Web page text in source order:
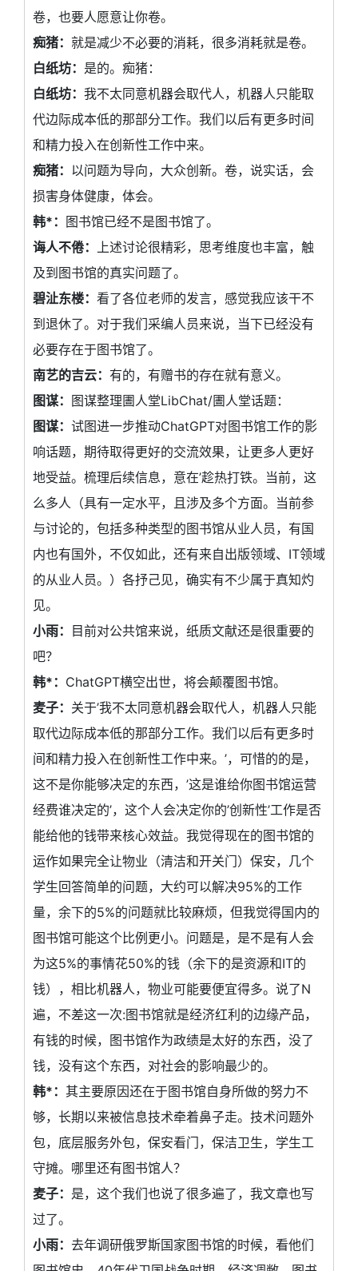
卷，也要人愿意让你卷。
痴猪： 就是减少不必要的消耗，很多消耗就是卷。
白纸坊： 是的。痴猪：
白纸坊： 我不太同意机器会取代人，机器人只能取
代边际成本低的那部分工作。我们以后有更多时间
和精力投入在创新性工作中来。
痴猪： 以问题为导向，大众创新。卷，说实话，会
损害身体健康，体会。
韩*： 图书馆已经不是图书馆了。
诲人不倦：
上述讨论很精彩，思考维度也丰富，触
及到图书馆的真实问题了。
碧沚东楼： 看了各位老师的发言，感觉我应该干不
到退休了。对于我们采编人员来说，当下已经没有
必要存在于图书馆了。
南艺的吉云： 有的，有赠书的存在就有意义。
图谋： 图谋整理圕人堂LibChat/圕人堂话题：
图谋： 试图进一步推动ChatGPT对图书馆工作的影
响话题，期待取得更好的交流效果，让更多人更好
地受益。梳理后续信息，意在’趁热打铁。当前，这
么多人（具有一定水平，且涉及多个方面。当前参
与讨论的，包括多种类型的图书馆从业人员，有国
内也有国外，不仅如此，还有来自出版领域、IT领域
的从业人员。）各抒己见，确实有不少属于真知灼
见。
小雨： 目前对公共馆来说，纸质文献还是很重要的
吧？
韩*： ChatGPT横空出世，将会颠覆图书馆。
麦子： 关于’我不太同意机器会取代人，机器人只能
取代边际成本低的那部分工作。我们以后有更多时
间和精力投入在创新性工作中来。’，可惜的的是，
这不是你能够决定的东西，’这是谁给你图书馆运营
经费谁决定的’，这个人会决定你的’创新性’工作是否
能给他的钱带来核心效益。我觉得现在的图书馆的
运作如果完全让物业（清洁和开关门）保安，几个
学生回答简单的问题，大约可以解决95%的工作
量，余下的5%的问题就比较麻烦，但我觉得国内的
图书馆可能这个比例更小。问题是，是不是有人会
为这5%的事情花50%的钱（余下的是资源和IT的
钱），相比机器人，物业可能要便宜得多。说了N
遍，不差这一次:图书馆就是经济红利的边缘产品，
有钱的时候，图书馆作为政绩是太好的东西，没了
钱，没有这个东西，对社会的影响最少的。
韩*： 其主要原因还在于图书馆自身所做的努力不
够，长期以来被信息技术牵着鼻子走。技术问题外
包，底层服务外包，保安看门，保洁卫生，学生工
守摊。哪里还有图书馆人？
麦子： 是，这个我们也说了很多遍了，我文章也写
过了。
小雨： 去年调研俄罗斯国家图书馆的时候，看他们